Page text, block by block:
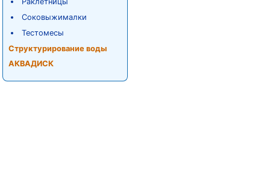
Соковыжималки
Тестомесы
Структурирование воды
АКВАДИСК